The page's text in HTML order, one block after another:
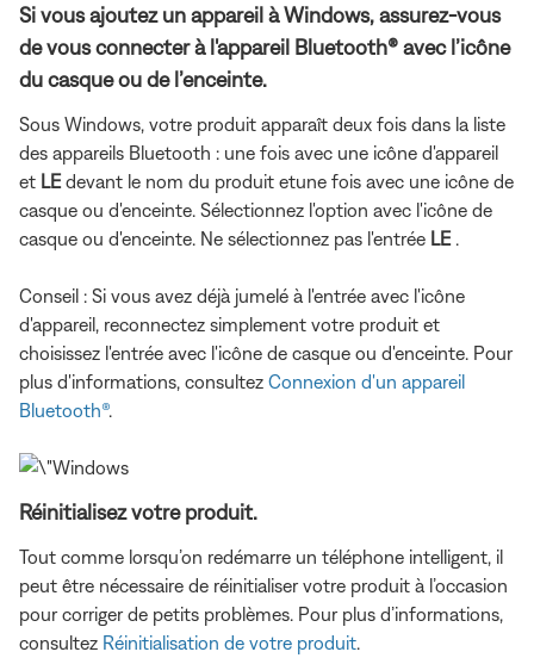
Si vous ajoutez un appareil à Windows, assurez-vous
de vous connecter à l'appareil Bluetooth® avec l’icône
du casque ou de l’enceinte.
Sous Windows, votre produit apparaît deux fois dans la liste
des appareils Bluetooth : une fois avec une icône d'appareil
et LEdevant le nom du produit etune fois avec une icône de
casque ou d'enceinte. Sélectionnez l'option avec l'icône de
casque ou d'enceinte. Ne sélectionnez pas l'entrée LE.
Conseil : Si vous avez déjà jumelé à l'entrée avec l'icône
d'appareil, reconnectez simplement votre produit et
choisissez l'entrée avec l'icône de casque ou d'enceinte. Pour
plus d'informations, consultez Connexion d'un appareil
Bluetooth®.
Réinitialisez votre produit.
Tout comme lorsqu’on redémarre un téléphone intelligent, il
peut être nécessaire de réinitialiser votre produit à l’occasion
pour corriger de petits problèmes. Pour plus d’informations,
consultez Réinitialisation de votre produit